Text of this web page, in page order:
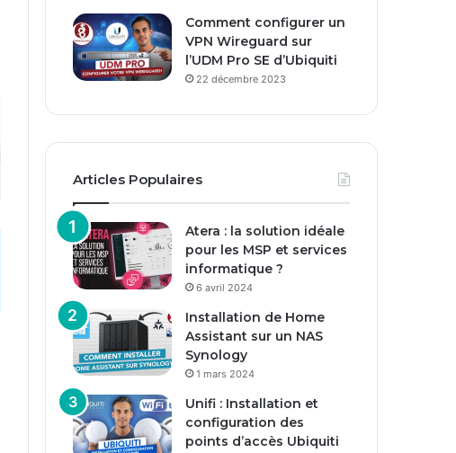
Comment configurer un
VPN Wireguard sur
l’UDM Pro SE d’Ubiquiti
22 décembre 2023
Articles Populaires
Atera : la solution idéale
pour les MSP et services
informatique ?
6 avril 2024
Installation de Home
Assistant sur un NAS
Synology
1 mars 2024
Unifi : Installation et
configuration des
points d’accès Ubiquiti